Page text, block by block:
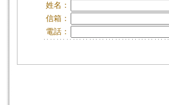
姓名：
信箱：
電話：